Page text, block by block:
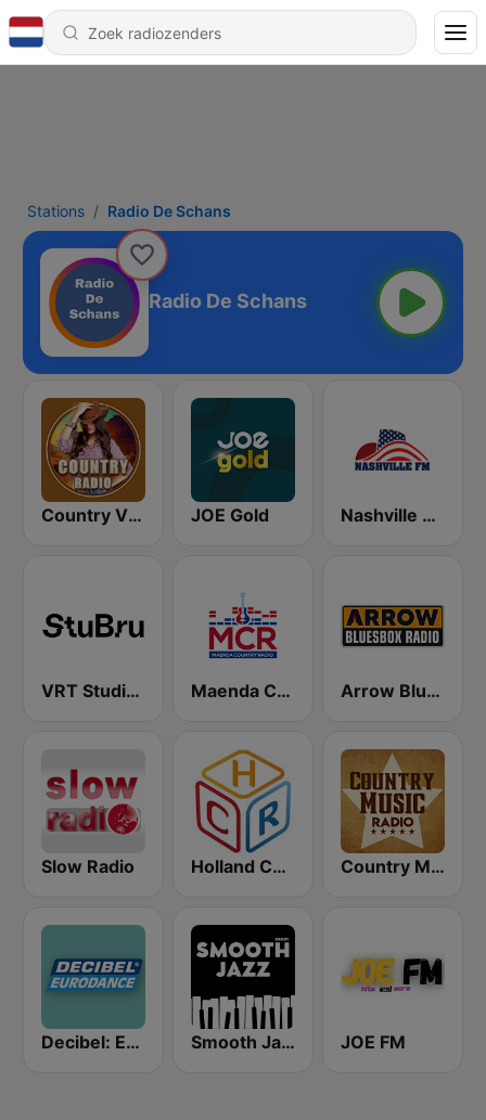
Stations Radio De Schans
Radio De Schans
Country Vibes JOE Gold Nashville FM
VRT Studio Brussel - Bruut Maenda Country Radio Arrow Bluesbox Rock
Slow Radio Holland Country Radio Country Music Radio - Country Mix
Decibel: EuroDance Smooth Jazz - Groov JOE FM